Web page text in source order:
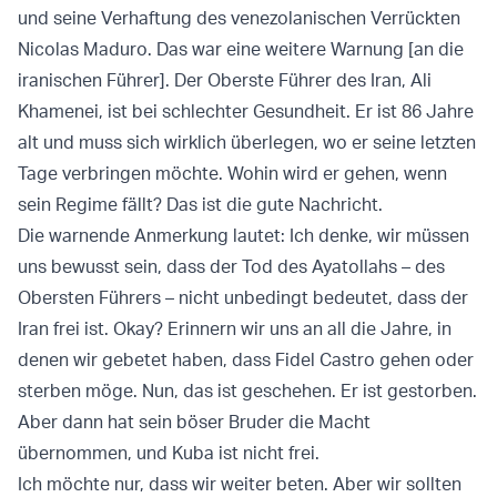
und seine Verhaftung des venezolanischen Verrückten
Nicolas Maduro. Das war eine weitere Warnung [an die
iranischen Führer]. Der Oberste Führer des Iran, Ali
Khamenei, ist bei schlechter Gesundheit. Er ist 86 Jahre
alt und muss sich wirklich überlegen, wo er seine letzten
Tage verbringen möchte. Wohin wird er gehen, wenn
sein Regime fällt? Das ist die gute Nachricht.
Die warnende Anmerkung lautet: Ich denke, wir müssen
uns bewusst sein, dass der Tod des Ayatollahs – des
Obersten Führers – nicht unbedingt bedeutet, dass der
Iran frei ist. Okay? Erinnern wir uns an all die Jahre, in
denen wir gebetet haben, dass Fidel Castro gehen oder
sterben möge. Nun, das ist geschehen. Er ist gestorben.
Aber dann hat sein böser Bruder die Macht
übernommen, und Kuba ist nicht frei.
Ich möchte nur, dass wir weiter beten. Aber wir sollten